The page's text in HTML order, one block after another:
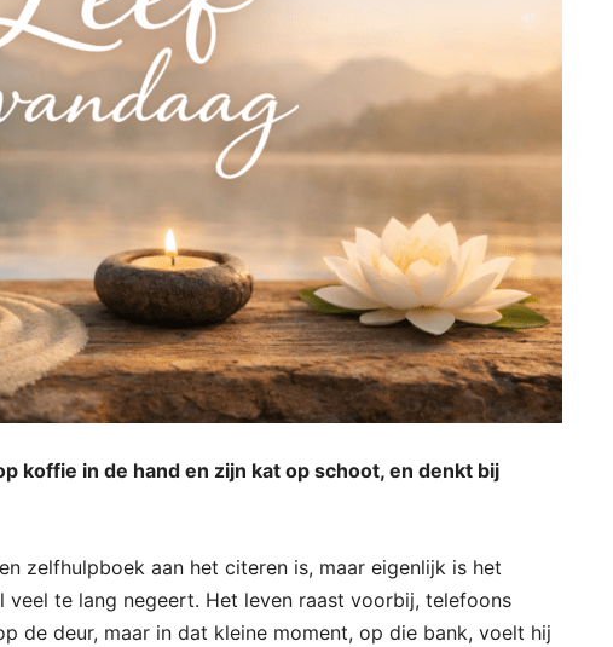
koffie in de hand en zijn kat op schoot, en denkt bij
zelfhulpboek aan het citeren is, maar eigenlijk is het
veel te lang negeert. Het leven raast voorbij, telefoons
de deur, maar in dat kleine moment, op die bank, voelt hij